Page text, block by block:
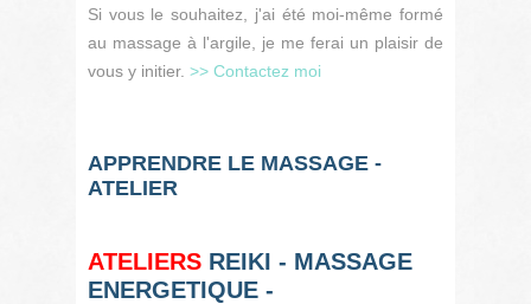
Si vous le souhaitez, j'ai été moi-même formé
au massage à l'argile, je me ferai un plaisir de
vous y initier. >> Contactez moi
APPRENDRE LE MASSAGE -
ATELIER
ATELIERS REIKI - MASSAGE
ENERGETIQUE -